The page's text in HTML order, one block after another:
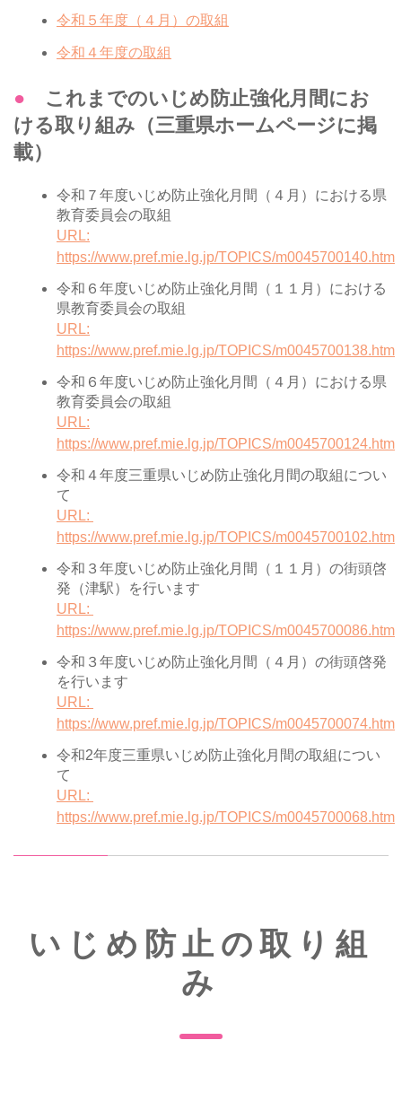
令和５年度（４月）の取組
令和４年度の取組
● これまでのいじめ防止強化月間にお
ける取り組み（三重県ホームページに掲
載）
令和７年度いじめ防止強化月間（４月）における県
教育委員会の取組
URL:
https://www.pref.mie.lg.jp/TOPICS/m0045700140.htm
令和６年度いじめ防止強化月間（１１月）における
県教育委員会の取組
URL:
https://www.pref.mie.lg.jp/TOPICS/m0045700138.htm
令和６年度いじめ防止強化月間（４月）における県
教育委員会の取組
URL:
https://www.pref.mie.lg.jp/TOPICS/m0045700124.htm
令和４年度三重県いじめ防止強化月間の取組につい
て
URL:
https://www.pref.mie.lg.jp/TOPICS/m0045700102.htm
令和３年度いじめ防止強化月間（１１月）の街頭啓
発（津駅）を行います
URL:
https://www.pref.mie.lg.jp/TOPICS/m0045700086.htm
令和３年度いじめ防止強化月間（４月）の街頭啓発
を行います
URL:
https://www.pref.mie.lg.jp/TOPICS/m0045700074.htm
令和2年度三重県いじめ防止強化月間の取組につい
て
URL:
https://www.pref.mie.lg.jp/TOPICS/m0045700068.htm
いじめ防止の取り組
み